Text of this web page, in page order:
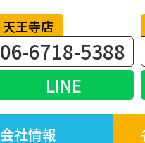
天王寺店
06-6718-5388
LINE
会社情報